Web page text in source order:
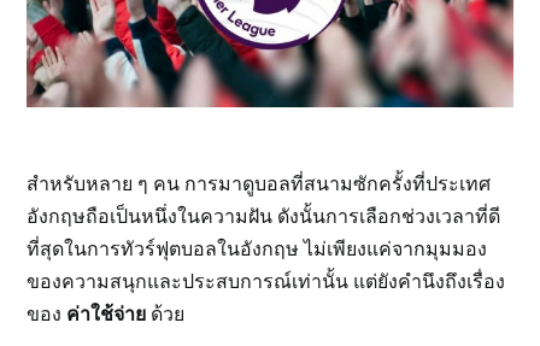
สำหรับหลาย ๆ คน การมาดูบอลที่สนามซักครั้งที่ประเทศ
อังกฤษถือเป็นหนึ่งในความฝัน ดังนั้นการเลือกช่วงเวลาที่ดี
ที่สุดในการทัวร์ฟุตบอลในอังกฤษ ไม่เพียงแค่จากมุมมอง
ของความสนุกและประสบการณ์เท่านั้น แต่ยังคำนึงถึงเรื่อง
ของ ค่าใช้จ่าย ด้วย